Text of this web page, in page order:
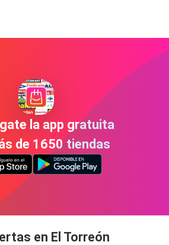
la app gratuita
de 1650 tiendas
en El Torreón